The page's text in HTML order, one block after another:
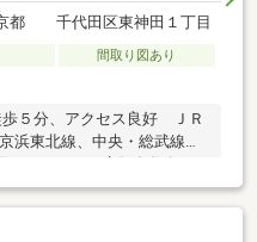
都 千代田区東神田１丁目
間取り図あり
５分、アクセス良好 ＪＲ
東北線、中央・総武線、
ばすけっと岩本町二丁目
イレブン東神田二丁目店…
マート東神田二丁目店…約